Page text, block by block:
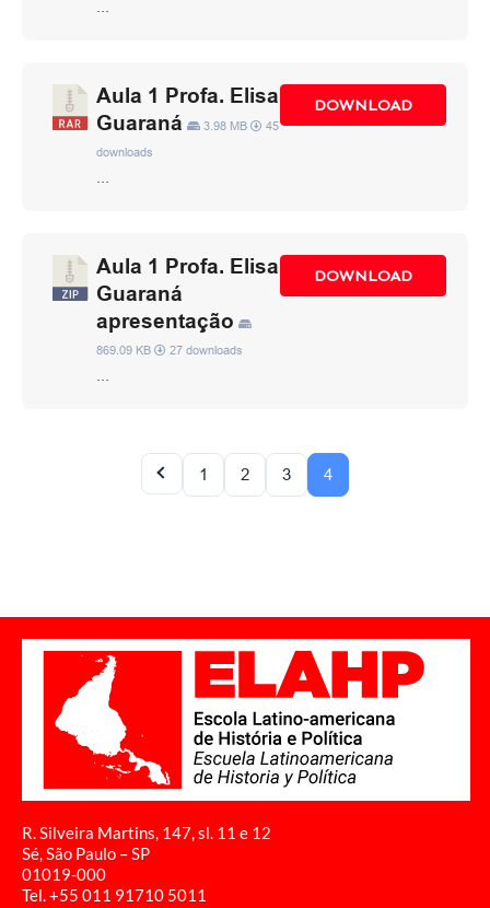
Aula 1 Profa. Elisa
Guaraná
3.98 MB
45
downloads
DOWNLOAD
Aula 1 Profa. Elisa
Guaraná
apresentação
869.09 KB 27 downloads
DOWNLOAD
1 2 3 4
R. Silveira Martins, 147, sl. 11 e 12
Sé, São Paulo – SP
01019-000
Tel. +55 011 91710 5011